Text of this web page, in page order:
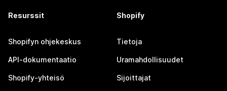
Resurssit
Shopifyn ohjekeskus
API-dokumentaatio
Shopify-yhteisö
Shopify
Tietoja
Uramahdollisuudet
Sijoittajat